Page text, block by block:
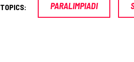
TOPICS: PARALIMPIADI